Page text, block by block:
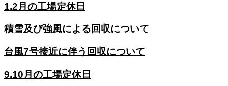
1.2月の工場定休日
積雪及び強風による回収について
台風7号接近に伴う回収について
9.10月の工場定休日